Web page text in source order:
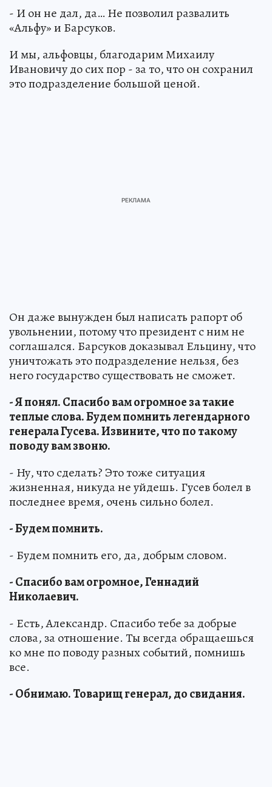
- И он не дал, да… Не позволил развалить
«Альфу» и Барсуков.
И мы, альфовцы, благодарим Михаилу
Ивановичу до сих пор - за то, что он сохранил
это подразделение большой ценой.
Он даже вынужден был написать рапорт об
увольнении, потому что президент с ним не
соглашался. Барсуков доказывал Ельцину, что
уничтожать это подразделение нельзя, без
него государство существовать не сможет.
- Я понял. Спасибо вам огромное за такие
теплые слова. Будем помнить легендарного
генерала Гусева. Извините, что по такому
поводу вам звоню.
- Ну, что сделать? Это тоже ситуация
жизненная, никуда не уйдешь. Гусев болел в
последнее время, очень сильно болел.
- Будем помнить.
- Будем помнить его, да, добрым словом.
- Спасибо вам огромное, Геннадий
Николаевич.
- Есть, Александр. Спасибо тебе за добрые
слова, за отношение. Ты всегда обращаешься
ко мне по поводу разных событий, помнишь
все.
- Обнимаю. Товарищ генерал, до свидания.